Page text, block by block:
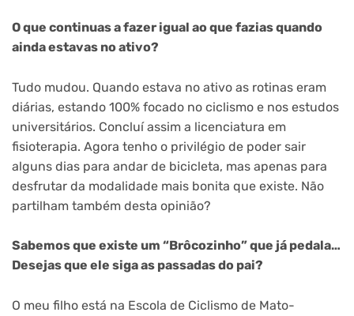
O que continuas a fazer igual ao que fazias quando
ainda estavas no ativo?
Tudo mudou. Quando estava no ativo as rotinas eram
diárias, estando 100% focado no ciclismo e nos estudos
universitários. Concluí assim a licenciatura em
fisioterapia. Agora tenho o privilégio de poder sair
alguns dias para andar de bicicleta, mas apenas para
desfrutar da modalidade mais bonita que existe. Não
partilham também desta opinião?
Sabemos que existe um “Brôcozinho” que já pedala…
Desejas que ele siga as passadas do pai?
O meu filho está na Escola de Ciclismo de Mato-